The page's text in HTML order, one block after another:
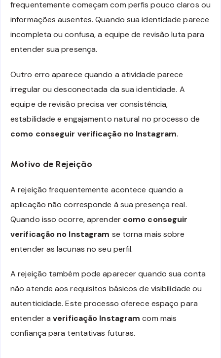
frequentemente começam com perfis pouco claros ou
informações ausentes. Quando sua identidade parece
incompleta ou confusa, a equipe de revisão luta para
entender sua presença.
Outro erro aparece quando a atividade parece
irregular ou desconectada da sua identidade. A
equipe de revisão precisa ver consistência,
estabilidade e engajamento natural no processo de
como conseguir verificação no Instagram.
Motivo de Rejeição
A rejeição frequentemente acontece quando a
aplicação não corresponde à sua presença real.
Quando isso ocorre, aprender como conseguir
verificação no Instagram se torna mais sobre
entender as lacunas no seu perfil.
A rejeição também pode aparecer quando sua conta
não atende aos requisitos básicos de visibilidade ou
autenticidade. Este processo oferece espaço para
entender averificação Instagram com mais
confiança para tentativas futuras.